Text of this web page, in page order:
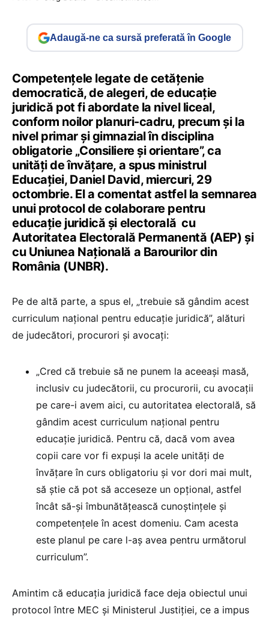
Adaugă-ne ca sursă preferată în Google
Competențele legate de cetățenie
democratică, de alegeri, de educație
juridică pot fi abordate la nivel liceal,
conform noilor planuri-cadru, precum și la
nivel primar și gimnazial în disciplina
obligatorie „Consiliere și orientare”, ca
unități de învățare, a spus ministrul
Educației, Daniel David, miercuri, 29
octombrie. El a comentat astfel la semnarea
unui protocol de colaborare pentru
educație juridică și electorală cu
Autoritatea Electorală Permanentă (AEP) și
cu Uniunea Națională a Barourilor din
România (UNBR).
Pe de altă parte, a spus el, „trebuie să gândim acest
curriculum național pentru educație juridică”, alături
de judecători, procurori și avocați:
„Cred că trebuie să ne punem la aceeași masă,
inclusiv cu judecătorii, cu procurorii, cu avocații
pe care-i avem aici, cu autoritatea electorală, să
gândim acest curriculum național pentru
educație juridică. Pentru că, dacă vom avea
copii care vor fi expuși la acele unități de
învățare în curs obligatoriu și vor dori mai mult,
să știe că pot să acceseze un opțional, astfel
încât să-și îmbunătățească cunoștințele și
competențele în acest domeniu. Cam acesta
este planul pe care l-aș avea pentru următorul
curriculum”.
Amintim că educația juridică face deja obiectul unui
protocol între MEC și Ministerul Justiției, ce a impus